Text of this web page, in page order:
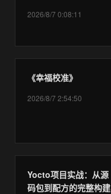
2026/8/7 0:08:11
《幸福校准》
2026/8/7 2:54:50
Yocto项目实战：从源
码包到配方的完整构建